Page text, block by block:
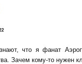
что я фанат
Зачем кому-то нужен